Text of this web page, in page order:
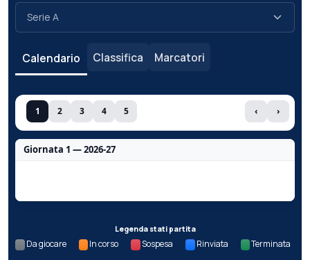
Calendario Classifica Marcatori
1 2 3 4 5 ‹ ›
Giornata 1 — 2026-27
Legenda stati partita
Da giocare In corso Sospesa Rinviata Terminata